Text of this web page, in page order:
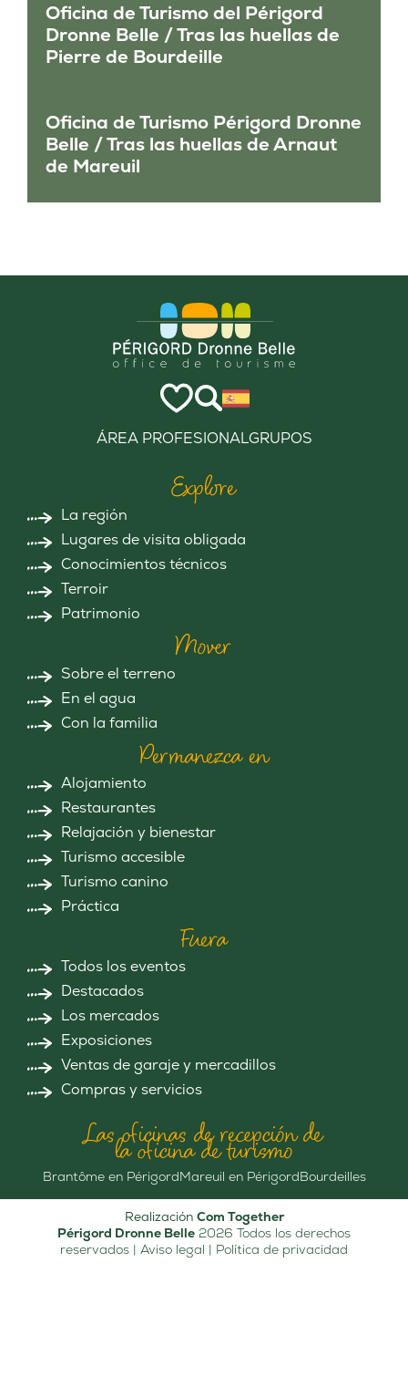
Oficina de Turismo del Périgord
Dronne Belle / Tras las huellas de
Pierre de Bourdeille
Oficina de Turismo Périgord Dronne
Belle / Tras las huellas de Arnaut
de Mareuil
ÁREA PROFESIONALGRUPOS
Explore
La región
Lugares de visita obligada
Conocimientos técnicos
Terroir
Patrimonio
Mover
Sobre el terreno
En el agua
Con la familia
Permanezca en
Alojamiento
Restaurantes
Relajación y bienestar
Turismo accesible
Turismo canino
Práctica
Fuera
Todos los eventos
Destacados
Los mercados
Exposiciones
Ventas de garaje y mercadillos
Compras y servicios
Las oficinas de recepción de
la oficina de turismo
Brantôme en PérigordMareuil en PérigordBourdeilles
Realización Com Together
Périgord Dronne Belle 2026 Todos los derechos
reservados | Aviso legal | Política de privacidad